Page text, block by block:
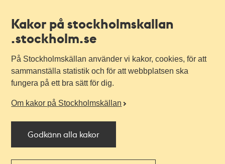
Kakor på stockholmskallan
.stockholm.se
På Stockholmskällan använder vi kakor, cookies, för att
sammanställa statistik och för att webbplatsen ska
fungera på ett bra sätt för dig.
Om kakor på Stockholmskällan
Godkänn alla kakor